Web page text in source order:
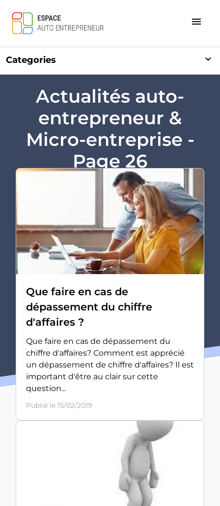
menu
Categories expand_more
Actualités auto-
entrepreneur &
Micro-entreprise -
Page 26
Que faire en cas de
dépassement du chiffre
d'affaires ?
Que faire en cas de dépassement du
chiffre d'affaires? Comment est apprécié
un dépassement de chiffre d'affaires? Il est
important d'être au clair sur cette
question...
Publié le 15/02/2019